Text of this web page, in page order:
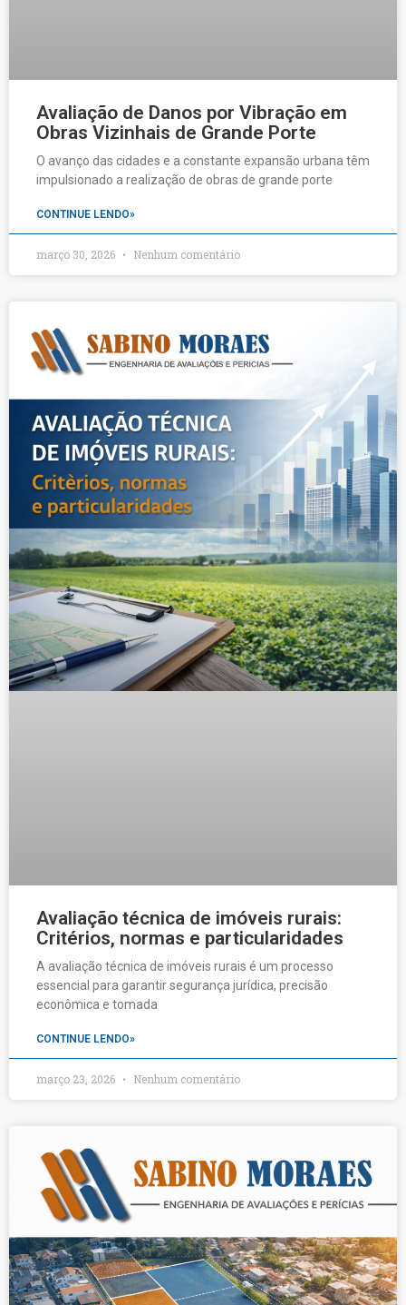
Avaliação de Danos por Vibração em
Obras Vizinhais de Grande Porte
O avanço das cidades e a constante expansão urbana têm
impulsionado a realização de obras de grande porte
CONTINUE LENDO»
março 30, 2026 Nenhum comentário
Avaliação técnica de imóveis rurais:
Critérios, normas e particularidades
A avaliação técnica de imóveis rurais é um processo
essencial para garantir segurança jurídica, precisão
econômica e tomada
CONTINUE LENDO»
março 23, 2026 Nenhum comentário